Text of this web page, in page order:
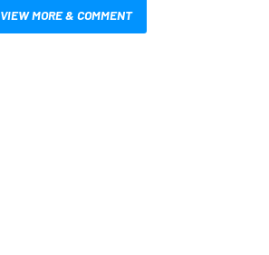
VIEW MORE & COMMENT